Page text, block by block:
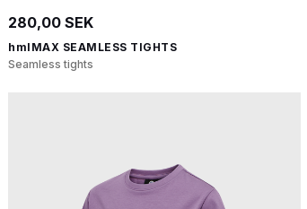
280,00 SEK
hmlMAX SEAMLESS TIGHTS
Seamless tights